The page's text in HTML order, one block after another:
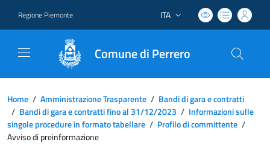
Regione Piemonte Lingua attiva:
ITA
Comune di Perrero
Home / Amministrazione Trasparente / Bandi di gara e contratti
/ Bandi di gara e contratti fino al 31/12/2023 / Informazioni sulle
singole procedure in formato tabellare / Profilo di committente /
Avviso di preinformazione